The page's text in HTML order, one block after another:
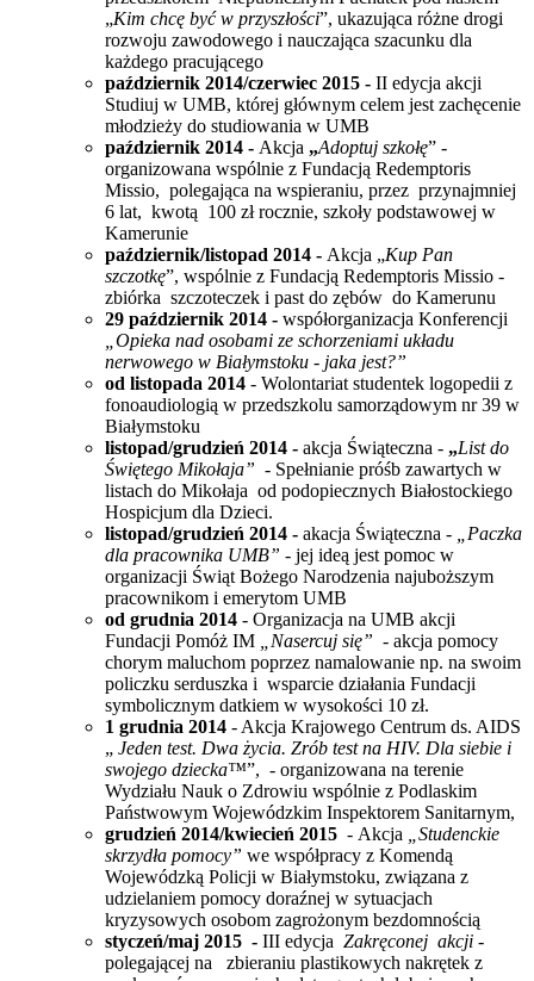
„Kim chcę być w przyszłości”, ukazująca różne drogi
rozwoju zawodowego i nauczająca szacunku dla
każdego pracującego
październik 2014/czerwiec 2015 - II edycja akcji
Studiuj w UMB, której głównym celem jest zachęcenie
młodzieży do studiowania w UMB
październik 2014 - Akcja „Adoptuj szkołę” -
organizowana wspólnie z Fundacją Redemptoris
Missio, polegająca na wspieraniu, przez przynajmniej
6 lat, kwotą 100 zł rocznie, szkoły podstawowej w
Kamerunie
październik/listopad 2014 - Akcja „Kup Pan
szczotkę”, wspólnie z Fundacją Redemptoris Missio -
zbiórka szczoteczek i past do zębów do Kamerunu
29 październik 2014 - współorganizacja Konferencji
„Opieka nad osobami ze schorzeniami układu
nerwowego w Białymstoku - jaka jest?”
od listopada 2014 - Wolontariat studentek logopedii z
fonoaudiologią w przedszkolu samorządowym nr 39 w
Białymstoku
listopad/grudzień 2014 - akcja Świąteczna - „List do
Świętego Mikołaja” - Spełnianie próśb zawartych w
listach do Mikołaja od podopiecznych Białostockiego
Hospicjum dla Dzieci.
listopad/grudzień 2014 - akacja Świąteczna -
„Paczka
dla pracownika UMB” - jej ideą jest pomoc w
organizacji Świąt Bożego Narodzenia najuboższym
pracownikom i emerytom UMB
od grudnia 2014 - Organizacja na UMB akcji
Fundacji Pomóż IM
„Nasercuj się” - akcja pomocy
chorym maluchom poprzez namalowanie np. na swoim
policzku serduszka i wsparcie działania Fundacji
symbolicznym datkiem w wysokości 10 zł.
1 grudnia 2014 - Akcja Krajowego Centrum ds. AIDS
„ Jeden test. Dwa życia. Zrób test na HIV. Dla siebie i
swojego dziecka™”, - organizowana na terenie
Wydziału Nauk o Zdrowiu wspólnie z Podlaskim
Państwowym Wojewódzkim Inspektorem Sanitarnym,
grudzień 2014/kwiecień 2015 - Akcja
„Studenckie
skrzydła pomocy” we współpracy z Komendą
Wojewódzką Policji w Białymstoku, związana z
udzielaniem pomocy doraźnej w sytuacjach
kryzysowych osobom zagrożonym bezdomnością
styczeń/maj 2015 - III edycja Zakręconej akcji -
polegającej na
zbieraniu plastikowych nakrętek z